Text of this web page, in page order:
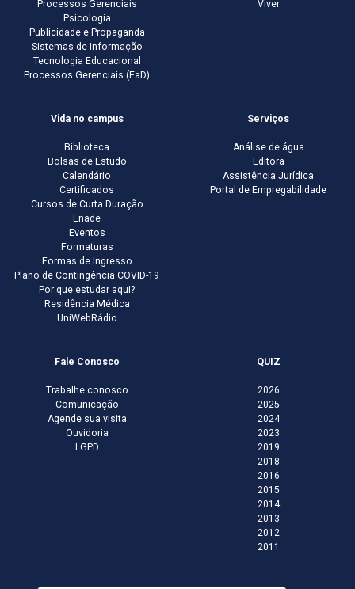
Processos Gerenciais
Psicologia
Publicidade e Propaganda
Sistemas de Informação
Tecnologia Educacional
Processos Gerenciais (EaD)
Viver
Vida no campus
Biblioteca
Bolsas de Estudo
Calendário
Certificados
Cursos de Curta Duração
Enade
Eventos
Formaturas
Formas de Ingresso
Plano de Contingência COVID-19
Por que estudar aqui?
Residência Médica
UniWebRádio
Serviços
Análise de água
Editora
Assistência Jurídica
Portal de Empregabilidade
Fale Conosco
Trabalhe conosco
Comunicação
Agende sua visita
Ouvidoria
LGPD
QUIZ
2026
2025
2024
2023
2019
2018
2016
2015
2014
2013
2012
2011